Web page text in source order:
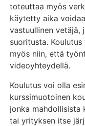
toteuttaa myös
käytetty aika
vastuullinen vetäjä,
suoritusta.
myös niin, että
videoyhteydellä.
Koulutus voi olla
kurssimuotoinen
jonka mahdollisista
tai yrityksen itse